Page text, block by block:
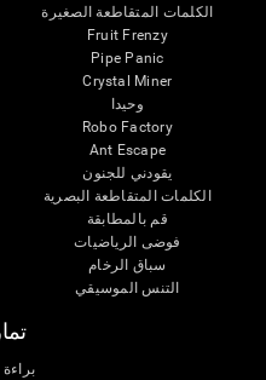
الكلمات المتقاطعة الصغيرة
Fruit Frenzy
Pipe Panic
Crystal Miner
وحيدا
Robo Factory
Ant Escape
يقودني للجنون
الكلمات المتقاطعة البصرية
قم بالمطابقة
فوضى الرياضيات
سباق الرخام
التنس الموسيقي